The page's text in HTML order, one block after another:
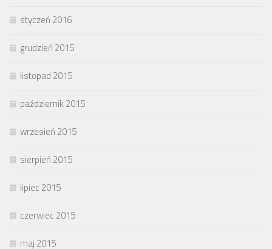
styczeń 2016
grudzień 2015
listopad 2015
październik 2015
wrzesień 2015
sierpień 2015
lipiec 2015
czerwiec 2015
maj 2015